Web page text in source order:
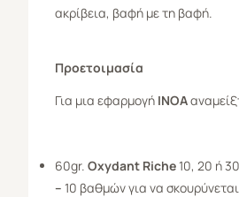
ακρίβεια, βαφή με τη βαφή.
Προετοιμασία
Για μια εφαρμογή ΙΝΟΑ
60gr. Oxydant Riche10, 20 ή
– 10 βαθμών για να